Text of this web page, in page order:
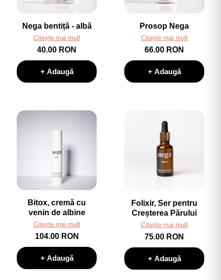
Nega bentiță - albă
Citește mai mult
40.00 RON
+ Adaugă
Prosop Nega
Citește mai mult
66.00 RON
+ Adaugă
Bitox, cremă cu
venin de albine
Citește mai mult
104.00 RON
+ Adaugă
Folixir, Ser pentru
Creșterea Părului
Citește mai mult
75.00 RON
+ Adaugă